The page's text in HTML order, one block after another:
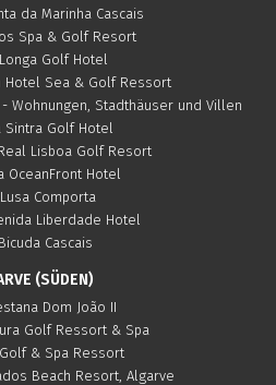
da Marinha Cascais
Spa & Golf Resort
Golf Hotel
Hotel Sea & Golf Ressort
Wohnungen, Stadthäuser und Villen
Sintra Golf Hotel
Lisboa Golf Resort
OceanFront Hotel
Comporta
Liberdade Hotel
Cascais
(SÜDEN)
Dom João II
Golf Ressort & Spa
& Spa Ressort
Beach Resort, Algarve